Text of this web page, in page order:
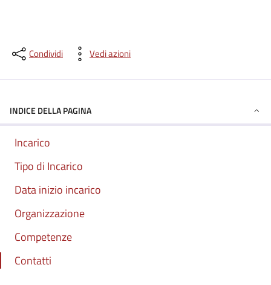
Condividi Vedi azioni
INDICE DELLA PAGINA
Incarico
Tipo di Incarico
Data inizio incarico
Organizzazione
Competenze
Contatti